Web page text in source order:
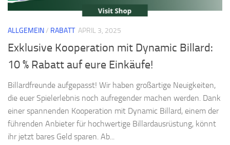
ALLGEMEIN/ RABATT APRIL 3, 2025
Exklusive Kooperation mit Dynamic Billard:
10 % Rabatt auf eure Einkäufe!
Billardfreunde aufgepasst! Wir haben großartige Neuigkeiten,
die euer Spielerlebnis noch aufregender machen werden. Dank
einer spannenden Kooperation mit Dynamic Billard, einem der
führenden Anbieter für hochwertige Billardausrüstung, könnt
ihr jetzt bares Geld sparen. Ab...